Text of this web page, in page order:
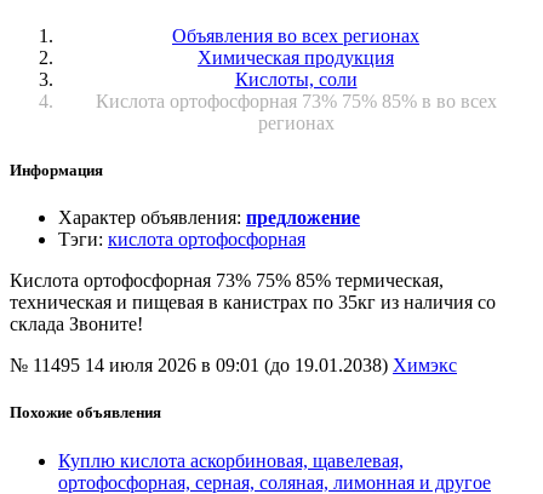
Объявления во всех регионах
Химическая продукция
Кислоты, соли
Кислота ортофосфорная 73% 75% 85% в во всех
регионах
Информация
Характер объявления: предложение
Тэги: кислота ортофосфорная
Кислота ортофосфорная 73% 75% 85% термическая,
техническая и пищевая в канистрах по 35кг из наличия со
склада Звоните!
№ 11495 14 июля 2026 в 09:01 (до 19.01.2038) Химэкс
Похожие объявления
Куплю кислота аскорбиновая, щавелевая,
ортофосфорная, серная, соляная, лимонная и другое